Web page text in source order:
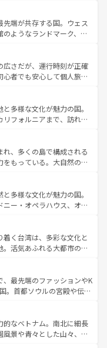
ランス、プロヴァンスの
な楽しみ方が可能だ。さ
溢れており、どの街角に
全く異なる文化を体験で
フランス情報はコンテンツ一覧
も飽きることがない。ベ
州のアルプスの絶景、そ
った風景は必見。ビール
。 なお、新着の
参照してほしい。
端が共存する国。ウェス
ようなランドマーク、歴
た、優雅なアフタヌーン
ない英国パブ、サッカー観
験も豊富。イギリスを旅
広さだが、運行時刻が正確
者でも安心して個人旅行
スならではのユニークな
でなく町歩きも満喫する
ため物価も高いが、旅行
もできる。 なお、新
覧 を参照してほしい。
多様な文化が魅力の国。
フォルニアまで、訪れる
ッピング、エンターテイ
ットだ。一方、アメリカ
ドキャニオンやイエロー
と美食が融合した独特の
各地域で異なる魅力を楽
歴史を感じることができ
メリカ
てほしい。
、多くの島で構成される
もっている。大自然の神
の観光地といえばオアフ
マウイ島やカウアイ島が
輝く海をはじめ、豊かな
を迎えてくれるハワイの
やハワイアンミュージッ
べてがハワイの魅力を彩
報
しい。
多様な文化が魅力の国。
ー・オペラハウス、オー
るウルル（エアーズロッ
やケアンズの熱帯雨林な
カフェやワイン、オージ
おり、サーフィンやダイ
ドア好きにはたまらな
力を存分に味わいつくそ
く台湾は、多彩な文化と
活気あふれる大都市の台
湾東部など、都市の喧騒
訪れる人に新しい発見と
奥深い台湾の食文化も魅
、バラエティ豊かな料理
台湾情報は コンテンツ一覧を参
最先端のファッションやK
。首都ソウルの宮殿や伝統
の自然美を楽しむことが
絶品のストリートフード
ている。夜には、韓国な
的なベトナム。南北に細長
景や青々とした山々、世